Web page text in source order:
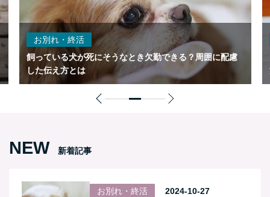
お別れ・終活
飼っている犬が死にそうなとき欠勤できる？周囲に配慮
した伝え方とは
NEW 新着記事
お別れ・終活 2024-10-27